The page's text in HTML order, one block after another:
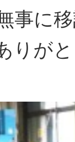
事に
りが